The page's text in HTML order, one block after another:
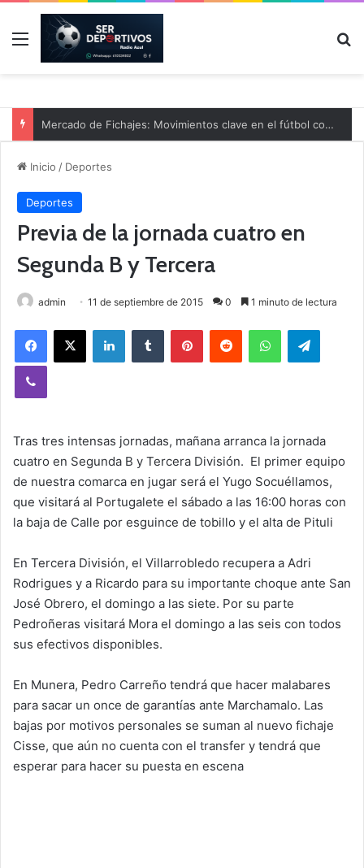
Menú
Mercado de Fichajes: Movimientos clave en el fútbol comarcal
Inicio / Deportes
Deportes
Previa de la jornada cuatro en
Segunda B y Tercera
admin 11 de septiembre de 2015 0 1 minuto de lectura
Tras tres intensas jornadas, mañana arranca la jornada
cuatro en Segunda B y Tercera División. El primer equipo
de nuestra comarca en jugar será el Yugo Socuéllamos,
que visitará al Portugalete el sábado a las 16:00 horas con
la baja de Calle por esguince de tobillo y el alta de Pituli
En Tercera División, el Villarrobledo recupera a Adri
Rodrigues y a Ricardo para su importante choque ante San
José Obrero, el domingo a las siete. Por su parte
Pedroñeras visitará Mora el domingo a las seis con todos
sus efectivos disponibles.
En Munera, Pedro Carreño tendrá que hacer malabares
para sacar un once de garantías ante Marchamalo. Las
bajas por motivos personales se suman al nuevo fichaje
Cisse, que aún no cuenta con el transfer y tendrá que
esperar para hacer su puesta en escena